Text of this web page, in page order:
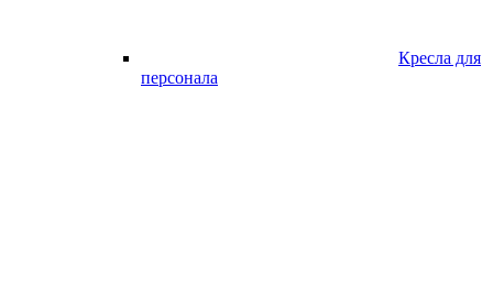
Кресла для
персонала